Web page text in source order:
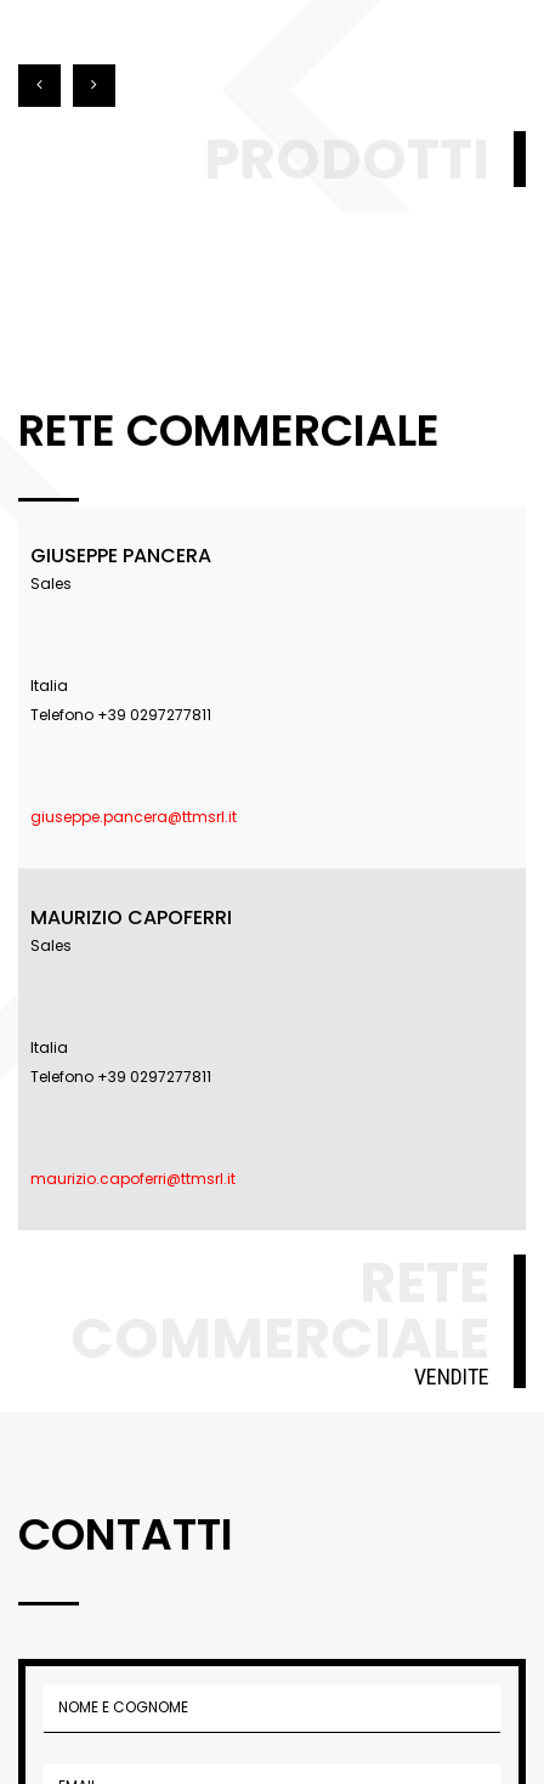
RETE COMMERCIALE
GIUSEPPE PANCERA
Sales
Italia
Telefono +39 0297277811
giuseppe.pancera@ttmsrl.it
MAURIZIO CAPOFERRI
Sales
Italia
Telefono +39 0297277811
maurizio.capoferri@ttmsrl.it
VENDITE
CONTATTI